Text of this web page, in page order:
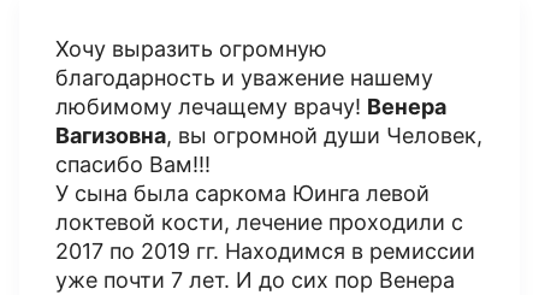
Хочу выразить огромную
благодарность и уважение нашему
любимому лечащему врачу! Венера
Вагизовна, вы огромной души Человек,
спасибо Вам!!!
У сына была саркома Юинга левой
локтевой кости, лечение проходили с
2017 по 2019 гг. Находимся в ремиссии
уже почти 7 лет. И до сих пор Венера